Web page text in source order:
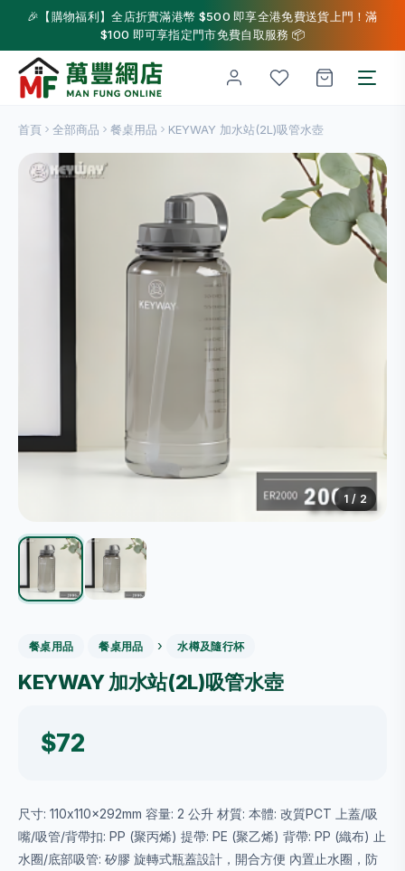
🎉【購物福利】全店折實滿港幣 $500 即享全港免費送貨上門！滿
$100 即可享指定門市免費自取服務 📦
首頁 全部商品 餐桌用品 KEYWAY 加水站(2L)吸管水壺
1 / 2
餐桌用品 餐桌用品 › 水樽及隨行杯
KEYWAY 加水站(2L)吸管水壺
$72
尺寸: 110x110x292mm 容量: 2 公升 材質: 本體: 改質PCT 上蓋/吸
嘴/吸管/背帶扣: PP (聚丙烯) 提帶: PE (聚乙烯) 背帶: PP (織布) 止
水圈/底部吸管: 矽膠 旋轉式瓶蓋設計，開合方便 內置止水圈，防